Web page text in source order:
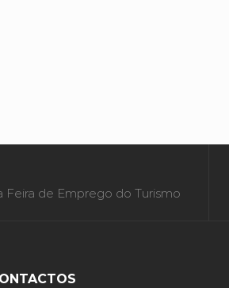
Feira de Emprego do Turismo